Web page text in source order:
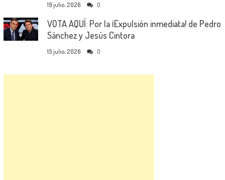
19 julio, 2026 0
VOTA AQUÍ: Por la ¡Expulsión inmediata! de Pedro
Sánchez y Jesús Cintora
15 julio, 2026 0